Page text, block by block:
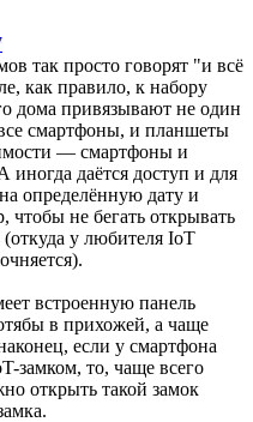
так просто говорят "и всё
как правило, к набору
дома привязывают не один
смартфоны, и планшеты
— смартфоны и
даётся доступ и для
определённую дату и
не бегать открывать
у любителя IoT
встроенную панель
в прихожей, а чаще
если у смартфона
замком, то, чаще всего
открыть такой замок